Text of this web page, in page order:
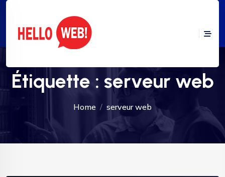
Étiquette : serveur web
Home serveur web